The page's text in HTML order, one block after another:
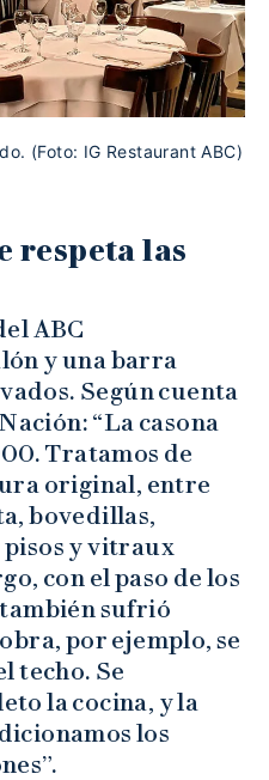
(Foto: IG Restaurant ABC)
respeta las
ABC
y una barra
Según cuenta
“La casona
Tratamos de
original, entre
bovedillas,
y vitraux
con el paso de los
sufrió
por ejemplo, se
techo. Se
la cocina, y la
los